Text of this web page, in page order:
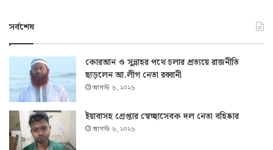
সর্বশেষ
কোরআন ও সুন্নাহর পথে চলার প্রত্যয়ে রাজনীতি
ছাড়লেন আ.লীগ নেতা রব্বানী
আগস্ট ৬, ২০২৬
ইয়াবাসহ গ্রেপ্তার স্বেচ্ছাসেবক দল নেতা বহিষ্কার
আগস্ট ৬, ২০২৬